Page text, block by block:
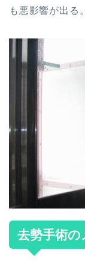
も悪影響が出る。
去勢手術の